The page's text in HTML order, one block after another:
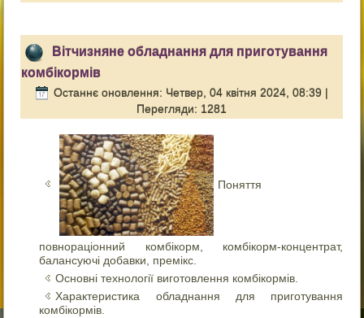
Вітчизняне обладнання для приготування
комбікормів
Останнє оновлення: Четвер, 04 квітня 2024, 08:39 |
Перегляди: 1281
Поняття
повнораціонний комбікорм, комбікорм-концентрат,
балансуючі добавки, премікс.
Основні технології виготовлення комбікормів.
Характеристика обладнання для приготування
комбікормів.